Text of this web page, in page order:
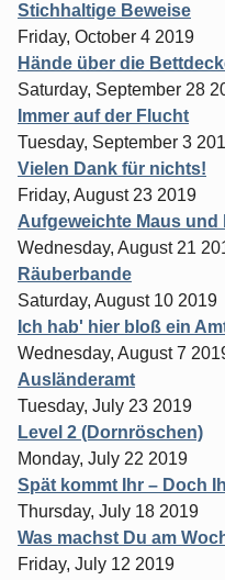
Stichhaltige Beweise
Friday, October 4 2019
Hände über die
Saturday, September 28
Immer auf der Flucht
Tuesday, September 3
Vielen Dank für nichts!
Friday, August 23 2019
Aufgeweichte Maus und
Wednesday, August 21
Räuberbande
Saturday, August 10 2019
Ich hab' hier bloß ein
Wednesday, August 7
Ausländeramt
Tuesday, July 23 2019
Level 2 (Dornröschen)
Monday, July 22 2019
Spät kommt Ihr – Doch
Thursday, July 18 2019
Was machst Du am
Friday, July 12 2019